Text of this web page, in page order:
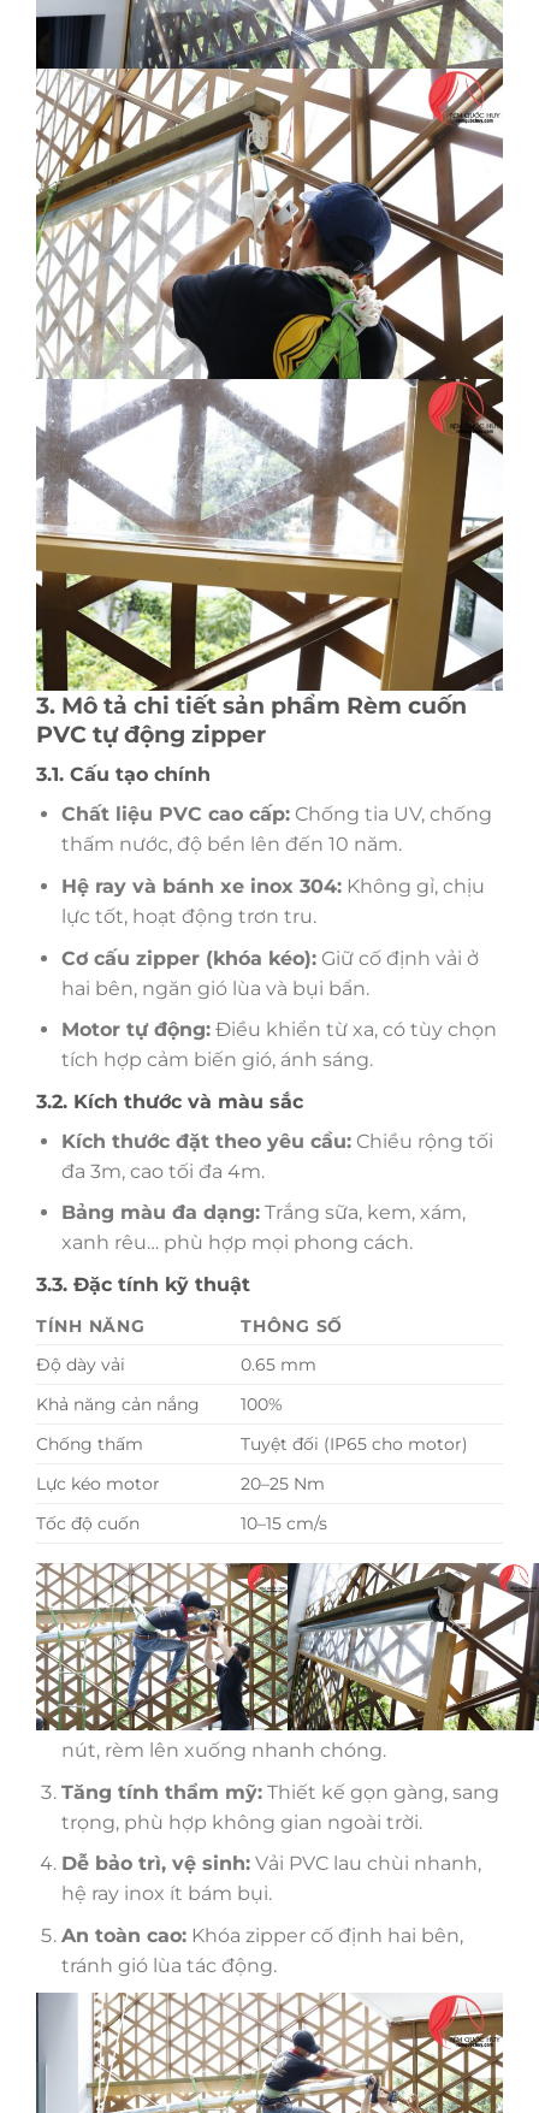
3. Mô tả chi tiết sản phẩm Rèm cuốn
PVC tự động zipper
3.1. Cấu tạo chính
Chất liệu PVC cao cấp:Chống tia UV, chống
thấm nước, độ bền lên đến 10 năm.
Hệ ray và bánh xe inox 304:Không gỉ, chịu
lực tốt, hoạt động trơn tru.
Cơ cấu zipper (khóa kéo):Giữ cố định vải ở
hai bên, ngăn gió lùa và bụi bẩn.
Motor tự động:Điều khiển từ xa, có tùy chọn
tích hợp cảm biến gió, ánh sáng.
3.2. Kích thước và màu sắc
Kích thước đặt theo yêu cầu:Chiều rộng tối
đa 3m, cao tối đa 4m.
Bảng màu đa dạng:Trắng sữa, kem, xám,
xanh rêu… phù hợp mọi phong cách.
3.3. Đặc tính kỹ thuật
TÍNH NĂNG
THÔNG SỐ
Độ dày vải
0.65 mm
Khả năng cản nắng
100%
Chống thấm
Tuyệt đối (IP65 cho motor)
Lực kéo motor
20–25 Nm
Tốc độ cuốn
10–15 cm/s
4. Ưu điểm nổi bật Rèm cuốn PVC tự
động zipper
Che nắng 100%, chống tia UV:Bảo vệ nội
thất, sức khỏe gia đình.
Hoạt động êm ái, tự động hóa:Chỉ cần nhấn
nút, rèm lên xuống nhanh chóng.
Tăng tính thẩm mỹ:Thiết kế gọn gàng, sang
trọng, phù hợp không gian ngoài trời.
Dễ bảo trì, vệ sinh:Vải PVC lau chùi nhanh,
hệ ray inox ít bám bụi.
An toàn cao:Khóa zipper cố định hai bên,
tránh gió lùa tác động.